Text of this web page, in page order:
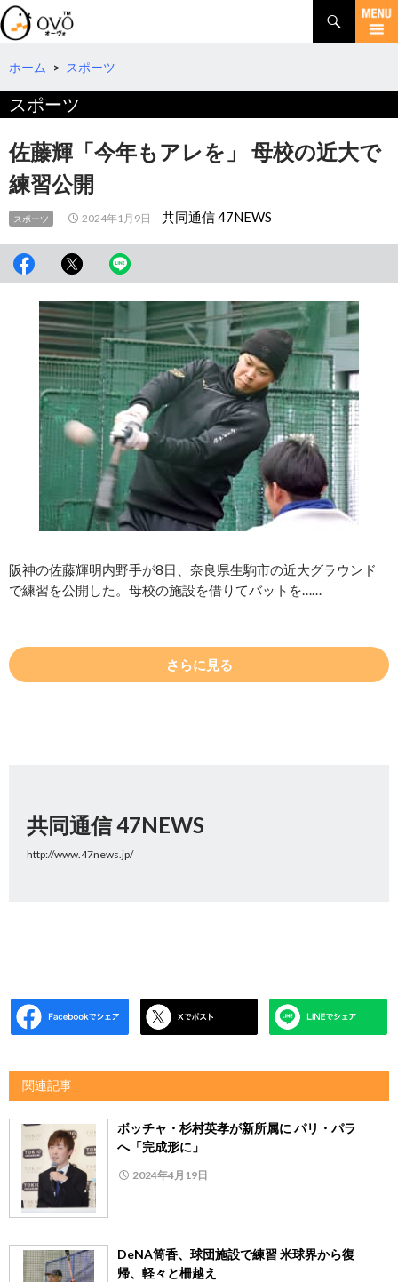
検
索
コ
テ
へ
ホーム > スポーツ
スポーツ
佐藤輝「今年もアレを」 母校の近大で
練習公開
スポーツ 2024年1月9日 共同通信 47NEWS
阪神の佐藤輝明内野手が8日、奈良県生駒市の近大グラウンド
で練習を公開した。母校の施設を借りてバットを……
さらに見る
共同通信 47NEWS
http://www.47news.jp/
関連記事
ボッチャ・杉村英孝が新所属に パリ・パラ
へ「完成形に」
2024年4月19日
DeNA筒香、球団施設で練習 米球界から復
帰、軽々と柵越え